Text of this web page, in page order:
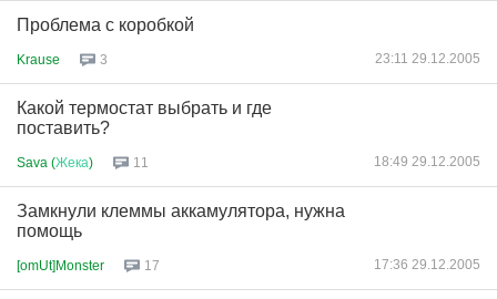
Проблема с коробкой
Krause 3 23:11 29.12.2005
Какой термостат выбрать и где
поставить?
Sava (Жека) 11 18:49 29.12.2005
Замкнули клеммы аккамулятора, нужна
помощь
[omUt]Monster 17 17:36 29.12.2005